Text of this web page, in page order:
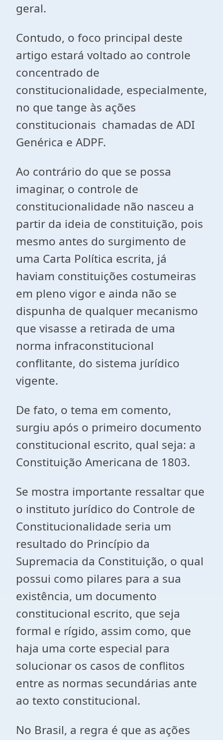
geral.
Contudo, o foco principal deste
artigo estará voltado ao controle
concentrado de
constitucionalidade, especialmente,
no que tange às ações
constitucionais chamadas de ADI
Genérica e ADPF.
Ao contrário do que se possa
imaginar, o controle de
constitucionalidade não nasceu a
partir da ideia de constituição, pois
mesmo antes do surgimento de
uma Carta Política escrita, já
haviam constituições costumeiras
em pleno vigor e ainda não se
dispunha de qualquer mecanismo
que visasse a retirada de uma
norma infraconstitucional
conflitante, do sistema jurídico
vigente.
De fato, o tema em comento,
surgiu após o primeiro documento
constitucional escrito, qual seja: a
Constituição Americana de 1803.
Se mostra importante ressaltar que
o instituto jurídico do Controle de
Constitucionalidade seria um
resultado do Princípio da
Supremacia da Constituição, o qual
possui como pilares para a sua
existência, um documento
constitucional escrito, que seja
formal e rígido, assim como, que
haja uma corte especial para
solucionar os casos de conflitos
entre as normas secundárias ante
ao texto constitucional.
No Brasil, a regra é que as ações